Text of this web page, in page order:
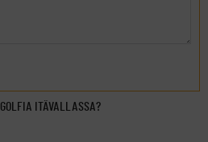
GOLFIA ITÄVALLASSA?